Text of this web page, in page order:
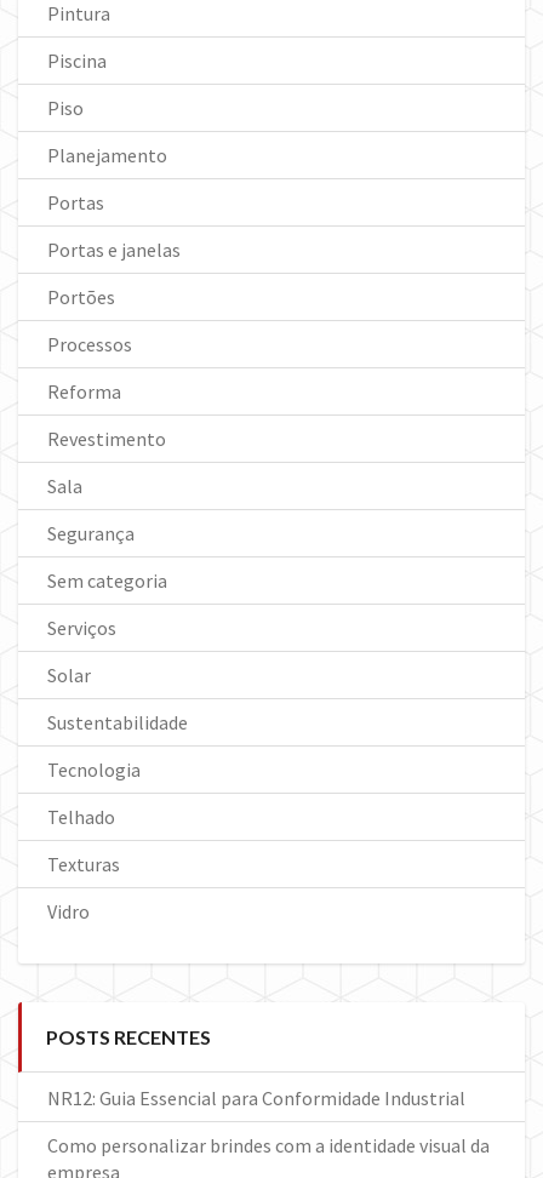
Pintura
Piscina
Piso
Planejamento
Portas
Portas e janelas
Portões
Processos
Reforma
Revestimento
Sala
Segurança
Sem categoria
Serviços
Solar
Sustentabilidade
Tecnologia
Telhado
Texturas
Vidro
POSTS RECENTES
NR12: Guia Essencial para Conformidade Industrial
Como personalizar brindes com a identidade visual da
empresa